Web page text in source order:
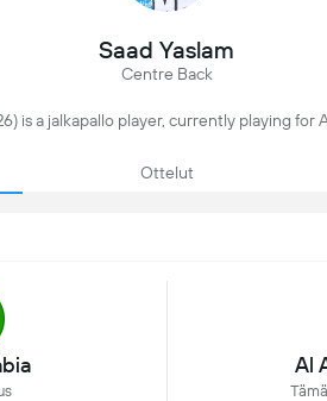
Saad Yaslam
Centre Back
is a jalkapallo player, currently playing for
Ottelut
Al